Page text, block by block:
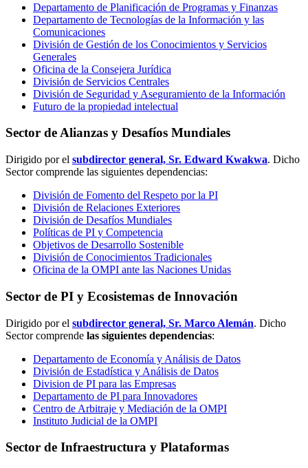
Departamento de Planificación de Programas y Finanzas
Departamento de Tecnologías de la Información y las
Comunicaciones
División de Gestión de los Conocimientos y Servicios
Generales
Oficina de la Consejera Jurídica
División de Servicios Centrales
División de Seguridad y Aseguramiento de la Información
Futuro de la propiedad intelectual
Sector de Alianzas y Desafíos Mundiales
Dirigido por el subdirector general, Sr. Edward Kwakwa. Dicho
Sector comprende las siguientes dependencias:
División de Fomento del Respeto por la PI
División de Relaciones Exteriores
División de Desafíos Mundiales
Políticas de PI y Competencia
Objetivos de Desarrollo Sostenible
División de Conocimientos Tradicionales
Oficina de la OMPI ante las Naciones Unidas
Sector de PI y Ecosistemas de Innovación
Dirigido por el subdirector general, Sr. Marco Alemán. Dicho
Sector comprende las siguientes dependencias:
Departamento de Economía y Análisis de Datos
División de Estadística y Análisis de Datos
Division de PI para las Empresas
Departamento de PI para Innovadores
Centro de Arbitraje y Mediación de la OMPI
Instituto Judicial de la OMPI
Sector de Infraestructura y Plataformas